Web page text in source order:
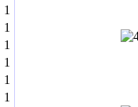
1
1
1
1
1
1